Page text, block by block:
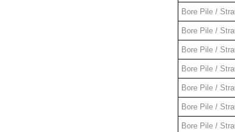
Bore Pile /
Bore Pile /
Bore Pile /
Bore Pile /
Bore Pile /
Bore Pile /
Bore Pile /